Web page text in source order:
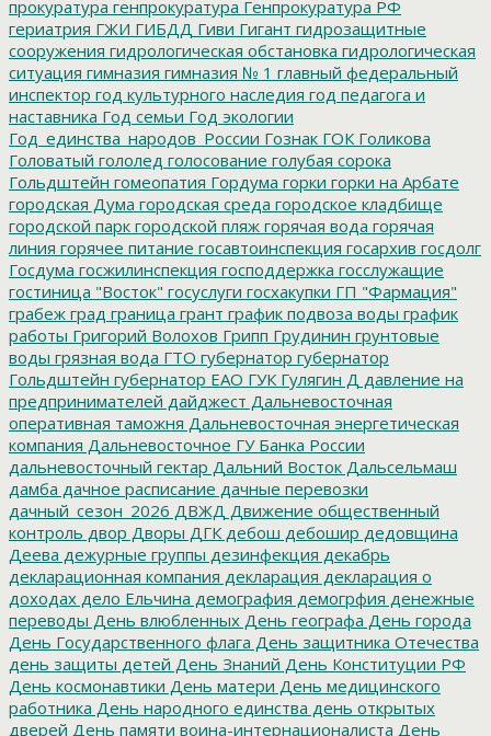
прокуратура генпрокуратура Генпрокуратура РФ
гериатрия ГЖИ ГИБДД Гиви Гигант гидрозащитные
сооружения гидрологическая обстановка гидрологическая
ситуация гимназия гимназия № 1 главный федеральный
инспектор год культурного наследия год педагога и
наставника Год семьи Год экологии
Год_единства_народов_России Гознак ГОК Голикова
Головатый гололед голосование голубая сорока
Гольдштейн гомеопатия Гордума горки горки на Арбате
городская Дума городская среда городское кладбище
городской парк городской пляж горячая вода горячая
линия горячее питание госавтоинспекция госархив госдолг
Госдума госжилинспекция господдержка госслужащие
гостиница "Восток" госуслуги госхакупки ГП "Фармация"
грабеж град граница грант график подвоза воды график
работы Григорий Волохов Грипп Грудинин грунтовые
воды грязная вода ГТО губернатор губернатор
Гольдштейн губернатор ЕАО ГУК Гулягин Д давление на
предпринимателей дайджест Дальневосточная
оперативная таможня Дальневосточная энергетическая
компания Дальневосточное ГУ Банка России
дальневосточный гектар Дальний Восток Дальсельмаш
дамба дачное расписание дачные перевозки
дачный_сезон_2026 ДВЖД Движение общественный
контроль двор Дворы ДГК дебош дебошир дедовщина
Деева дежурные группы дезинфекция декабрь
декларационная компания декларация декларация о
доходах дело Ельчина демография демогрфия денежные
переводы День влюбленных День географа День города
День Государственного флага День защитника Отечества
день защиты детей День Знаний День Конституции РФ
День космонавтики День матери День медицинского
работника День народного единства день открытых
дверей День памяти воина-интернационалиста День